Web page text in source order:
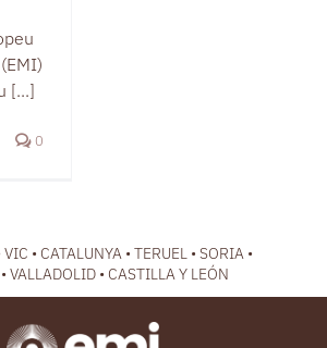
[...]
0
• CATALUNYA • TERUEL • SORIA •
VALLADOLID • CASTILLA Y LEÓN